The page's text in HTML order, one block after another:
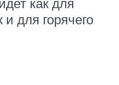
и для горячего